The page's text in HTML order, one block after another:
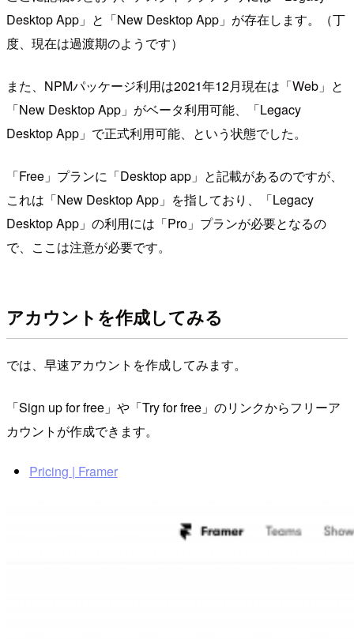
Desktop App」と「New Desktop App」が存在します。（丁
度、現在は過渡期のようです）
また、NPMパッケージ利用は2021年12月現在は「Web」と
「New Desktop App」がベータ利用可能、「Legacy
Desktop App」で正式利用可能、という状態でした。
「Free」プランに「Desktop app」と記載があるのですが、
これは「New Desktop App」を指しており、「Legacy
Desktop App」の利用には「Pro」プランが必要となるの
で、ここは注意が必要です。
アカウントを作成してみる
では、早速アカウントを作成してみます。
「Sign up for free」や「Try for free」のリンクからフリーア
カウントが作成できます。
Pricing | Framer